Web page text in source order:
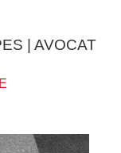
| AVOCAT